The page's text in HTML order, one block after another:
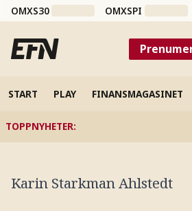
OMXS30 OMXSPI
START PLAY FINANSMAGASINET
TOPPNYHETER:
Karin Starkman Ahlstedt